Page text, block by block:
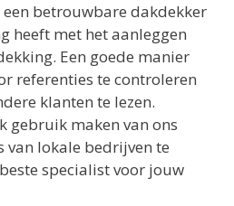
betrouwbare dakdekker
heeft met het aanleggen
Een goede manier
referenties te controleren
klanten te lezen.
gebruik maken van ons
lokale bedrijven te
specialist voor jouw